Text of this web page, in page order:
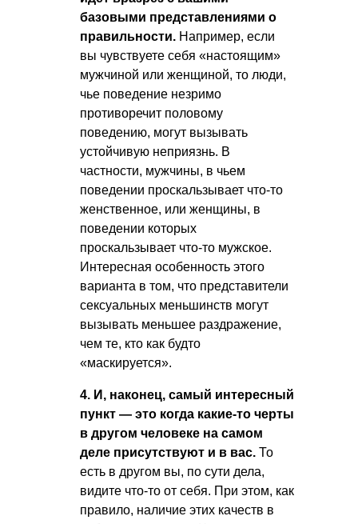
базовыми представлениями о
правильности. Например, если
вы чувствуете себя «настоящим»
мужчиной или женщиной, то люди,
чье поведение незримо
противоречит половому
поведению, могут вызывать
устойчивую неприязнь. В
частности, мужчины, в чьем
поведении проскальзывает что-то
женственное, или женщины, в
поведении которых
проскальзывает что-то мужское.
Интересная особенность этого
варианта в том, что представители
сексуальных меньшинств могут
вызывать меньшее раздражение,
чем те, кто как будто
«маскируется».
4. И, наконец, самый интересный
пункт — это когда какие-то черты
в другом человеке на самом
деле присутствуют и в вас. То
есть в другом вы, по сути дела,
видите что-то от себя. При этом, как
правило, наличие этих качеств в